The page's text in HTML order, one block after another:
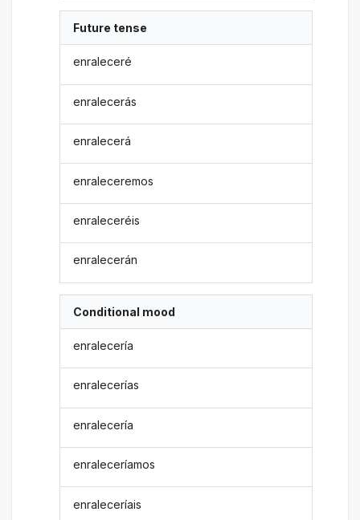
Future tense
enraleceré
enralecerás
enralecerá
enraleceremos
enraleceréis
enralecerán
Conditional mood
enralecería
enralecerías
enralecería
enraleceríamos
enraleceríais